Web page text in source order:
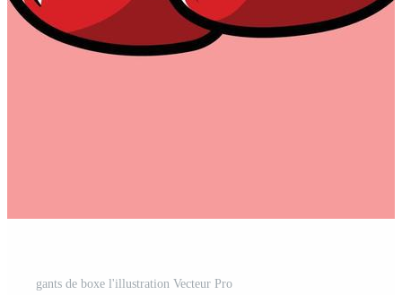
gants de boxe l'illustration Vecteur Pro